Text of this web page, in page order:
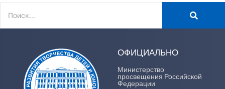
ОФИЦИАЛЬНО
Министерство
просвещения Российской
Федерации